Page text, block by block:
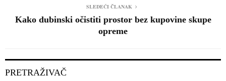
SLEDEĆI ČLANAK
Kako dubinski očistiti prostor bez kupovine skupe
opreme
PRETRAŽIVAČ